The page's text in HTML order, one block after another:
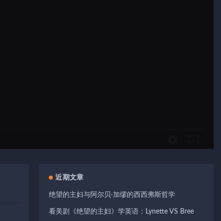
近期文章
绝望的主妇与阿尔贝·加缪的西西弗斯哲学
看美剧《绝望的主妇》学英语：Lynette VS Bree